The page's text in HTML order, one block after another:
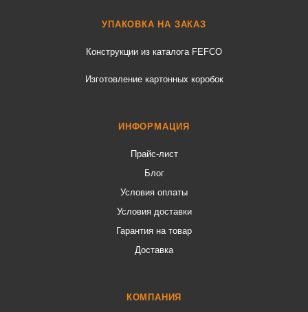
УПАКОВКА НА ЗАКАЗ
Конструкции из каталога FEFCO
Изготовление картонных коробок
ИНФОРМАЦИЯ
Прайс-лист
Блог
Условия оплаты
Условия доставки
Гарантия на товар
Доставка
КОМПАНИЯ